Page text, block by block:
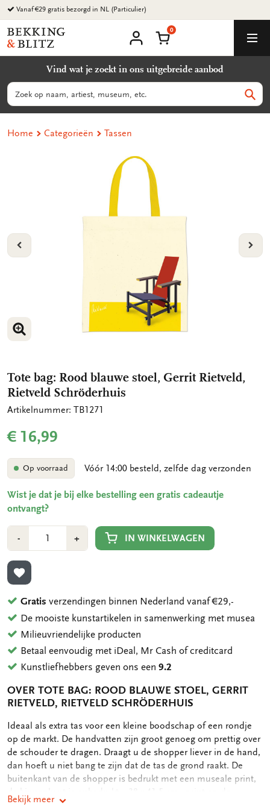
Ga
naar
content
Vanaf €29 gratis bezorgd in NL (Particulier)
Bekking
&
B.V.
account
Winkelmand
0
Vind wat je zoekt in ons uitgebreide aanbod
Zoeken
Home Categorieën Tassen
VORIGE
VERGROOT AFBEELDING
VERGROOT AFBEELDING
Tote bag: Rood blauwe stoel, Gerrit Rietveld,
Rietveld Schröderhuis
Artikelnummer: TB1271
€ 16,99
Op voorraad Vóór 14:00 besteld, zelfde dag verzonden
Wist je dat je bij elke bestelling een gratis cadeautje
ontvangt?
-Min
1
+Plus
1
IN WINKELWAGEN
TOEVOEGEN AAN VERLANGLIJST
Gratis verzendingen binnen Nederland vanaf €29,-
De mooiste kunstartikelen in samenwerking met musea
Milieuvriendelijke producten
Betaal eenvoudig met iDeal, Mr Cash of creditcard
Kunstliefhebbers geven ons een9.2
OVER TOTE BAG: ROOD BLAUWE STOEL, GERRIT
RIETVELD, RIETVELD SCHRÖDERHUIS
OMSCHRIJVING
Ideaal als extra tas voor een kleine boodschap of een rondje
op de markt. De handvatten zijn groot genoeg om prettig over
de schouder te dragen. Draagt u de shopper liever in de hand,
dan hoeft u niet bang te zijn dat de tas de grond raakt. De
buitenkant van de shopper is bedrukt met een museale print,
buitenkant - 134 gram
Bekijk meer